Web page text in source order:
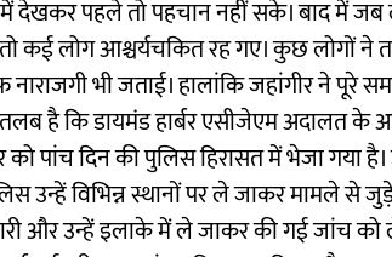
देखकर पहले तो पहचान नहीं सके। बाद में जब
कई लोग आश्चर्यचकित रह गए। कुछ लोगों ने
भी जताई। हालांकि जहांगीर ने पूरे
है कि डायमंड हार्बर एसीजेएम अदालत के
पांच दिन की पुलिस हिरासत में भेजा गया
उन्हें विभिन्न स्थानों पर ले जाकर मामले से
और उन्हें इलाके में ले जाकर की गई जांच को